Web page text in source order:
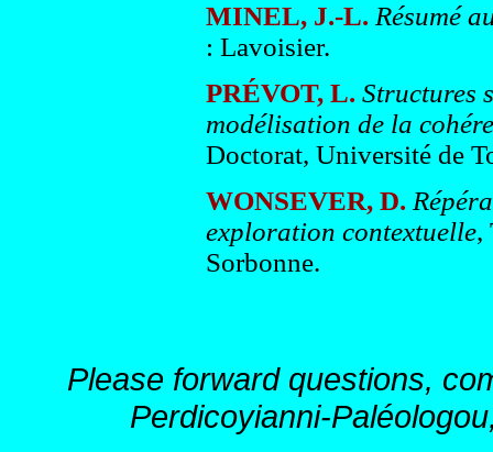
MINEL, J.-L. Résumé
: Lavoisier.
PRÉVOT, L. Structures
modélisation de la
Doctorat, Université de
WONSEVER, D.
exploration contextuelle,
Sorbonne.
Please forward questions,
Perdicoyianni-